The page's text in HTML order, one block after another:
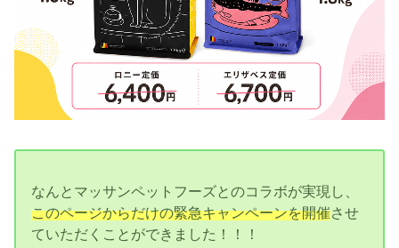
なんとマッサンペットフーズとのコラボが実現し、
このページからだけの緊急キャンペーンを開催させ
ていただくことができました！！！